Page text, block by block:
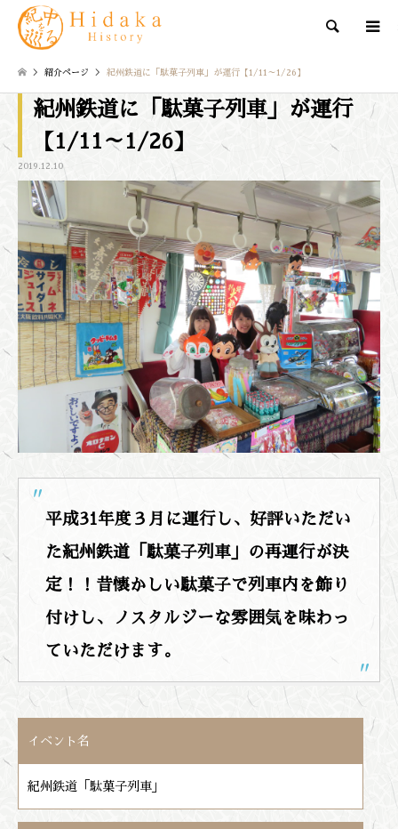
検索
紹介ページ 紀州鉄道に「駄菓子列車」が運行【1/11～1/26】
紀州鉄道に「駄菓子列車」が運行
【1/11～1/26】
2019.12.10
平成31年度３月に運行し、好評いただい
た紀州鉄道「駄菓子列車」の再運行が決
定！！昔懐かしい駄菓子で列車内を飾り
付けし、ノスタルジーな雰囲気を味わっ
ていただけます。
イベント名
紀州鉄道「駄菓子列車」